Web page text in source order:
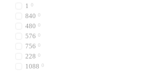
1 0
840 0
480 0
576 0
756 0
228 0
1088 0